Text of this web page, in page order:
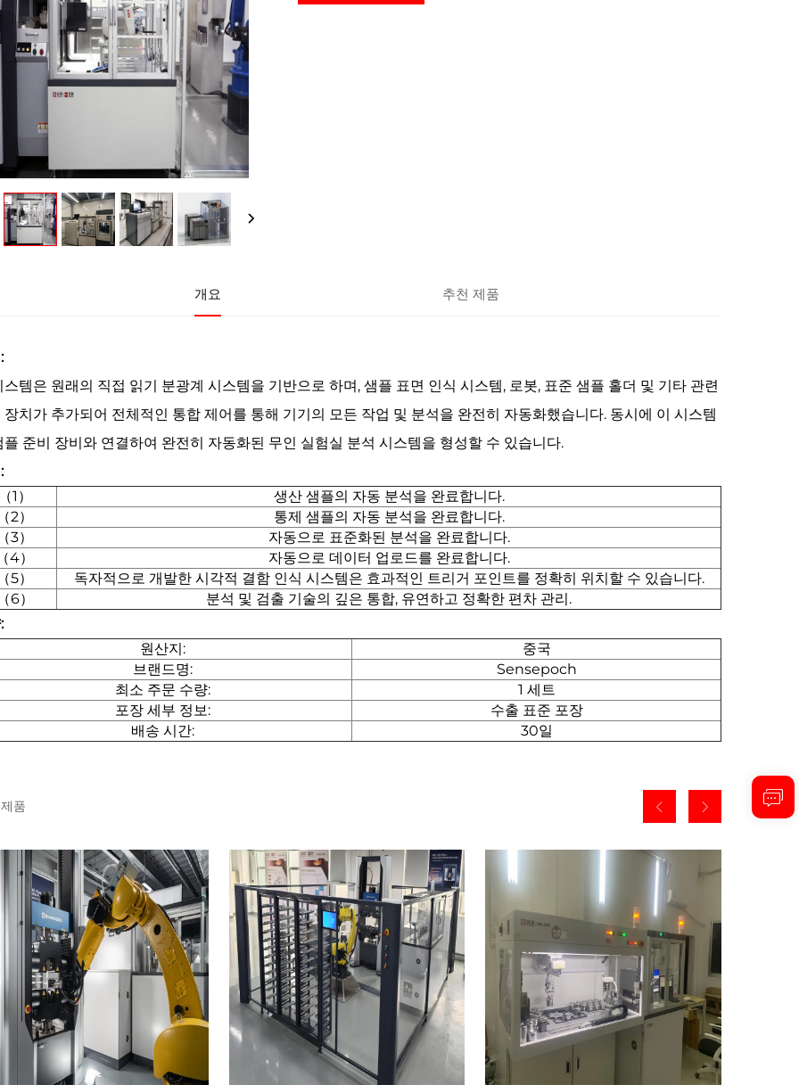
개요 추천 제품
스템은 원래의 직접 읽기 분광계 시스템을 기반으로 하며, 샘플 표면 인식 시스템, 로봇, 표준 샘플 홀더 및 기타 관련
장치가 추가되어 전체적인 통합 제어를 통해 기기의 모든 작업 및 분석을 완전히 자동화했습니다. 동시에 이 시스템
플 준비 장비와 연결하여 완전히 자동화된 무인 실험실 분석 시스템을 형성할 수 있습니다.
1）
생산 샘플의 자동 분석을 완료합니다.
2）
통제 샘플의 자동 분석을 완료합니다.
3）
자동으로 표준화된 분석을 완료합니다.
4）
자동으로 데이터 업로드를 완료합니다.
5）
독자적으로 개발한 시각적 결함 인식 시스템은 효과적인 트리거 포인트를 정확히 위치할 수 있습니다.
6）
분석 및 검출 기술의 깊은 통합, 유연하고 정확한 편차 관리.
원산지:
중국
브랜드명:
Sensepoch
최소 주문 수량:
1 세트
포장 세부 정보:
수출 표준 포장
배송 시간:
30일
품